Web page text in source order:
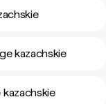
kazachskie